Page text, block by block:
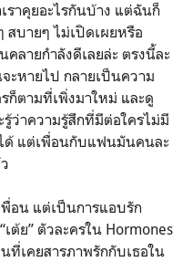
ราคุยอะไรกันบ้าง แต่ฉันก็
สบายๆ ไม่เปิดเผยหรือ
ลายกำลังดีเลยล่ะ ตรงนี้ละ
ะหายไป กลายเป็นความ
ก็ตามที่เพิ่งมาใหม่ และดู
ว่าความรู้สึกที่มีต่อใครไม่มี
ด้ แต่เพื่อนกับแฟนมันคนละ
อน แต่เป็นการแอบรัก
ต้ย” ตัวละครใน Hormones
นที่เคยสารภาพรักกับเธอใน